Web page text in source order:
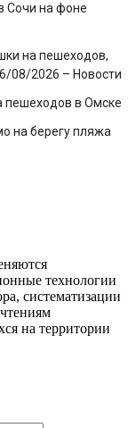
Сочи на фоне
на пешеходов,
08/2026 – Новости
пешеходов в Омске
на берегу пляжа
технологии
систематизации
на территории